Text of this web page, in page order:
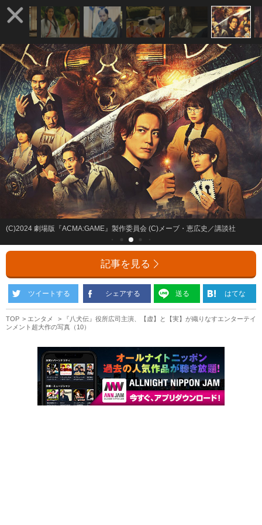
(C)2024 劇場版『ACMA:GAME』製作委員会 (C)メーブ・恵広史／講談社
記事を見る
ツイートする シェアする 送る はてな
TOP エンタメ
『八犬伝』役所広司主演、【虚】と【実】が織りなすエンターテイ
ンメント超大作の写真（10）